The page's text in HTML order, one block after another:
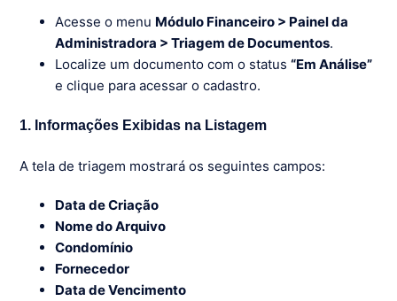
Acesse o menu Módulo Financeiro > Painel da
Administradora > Triagem de Documentos.
Localize um documento com o status“Em Análise”
e clique para acessar o cadastro.
1. Informações Exibidas na Listagem
A tela de triagem mostrará os seguintes campos:
Data de Criação
Nome do Arquivo
Condomínio
Fornecedor
Data de Vencimento